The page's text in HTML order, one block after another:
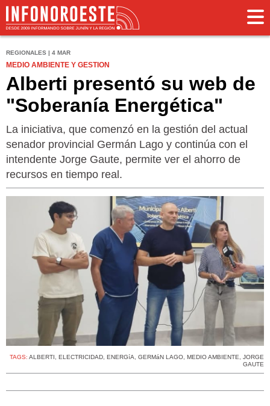
REGIONALES | 4 MAR
MEDIO AMBIENTE Y GESTION
Alberti presentó su web de
"Soberanía Energética"
La iniciativa, que comenzó en la gestión del actual
senador provincial Germán Lago y continúa con el
intendente Jorge Gaute, permite ver el ahorro de
recursos en tiempo real.
TAGS: ALBERTI , ELECTRICIDAD, ENERGíA, GERMáN LAGO, MEDIO AMBIENTE, JORGE
GAUTE